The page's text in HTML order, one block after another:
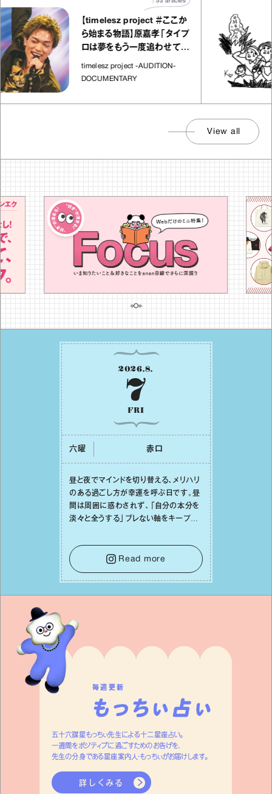
【timelesz project ＃ここか
ら始まる物語】原嘉孝「タイプ
ロは夢をもう一度追わせてく
れた場所」
timelesz project -AUDITION-
DOCUMENTARY
View all
2026.8.
7
FRI
六曜 ⾚⼝
昼と夜でマインドを切り替える、メリハリ
のある過ごし⽅が幸運を呼ぶ⽇です。昼
間は周囲に惑わされず、「⾃分の本分を
淡々と全うする」ブレない軸をキープし
⾔葉に流されないよう、⼼にしっかりブ
レーキをかけること。この意識の切り替
えが、あなたに確かな安⼼感をもたらす
はずです。
Read more
毎週更新
五十六謀星もっちぃ先生による十二星座占い。
一週間をポジティブに過ごすためのお告げを、
先生の分身である星座案内人・もっちぃがお届けします。
詳しくみる